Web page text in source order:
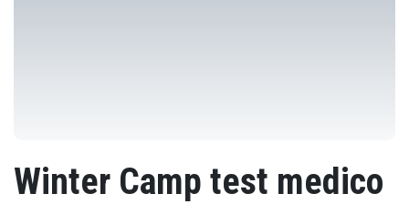
Winter Camp test medico